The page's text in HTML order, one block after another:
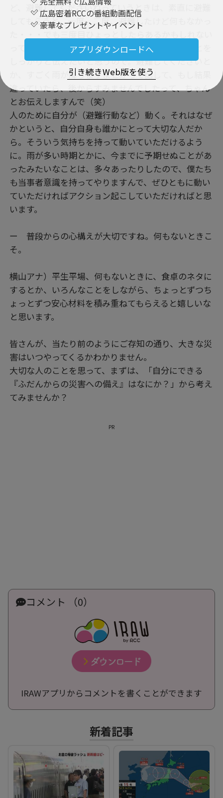
広島密着RCCの番組動画配信
豪華なプレゼントやイベント
アプリダウンロードへ
引き続きWeb版を使う
ど、避難してくださいねっていうときは、素直に避難
してもらうと。一度、二度、避難したけど何もなかっ
っていうことを考えたら、僕たちは伝えるべきことを
しっかりと伝えたいと思うので。避難してくださいと
か、すごく雨が降りますよとかって話して、もし結果
違っていたら、後からすみませんでしたって、ちゃん
とお伝えしますんで（笑）
人のために自分が（避難行動など）動く。それはなぜ
かというと、自分自身も誰かにとって大切な人だか
ら。そういう気持ちを持って動いていただけるよう
に。雨が多い時期とかに、今までに予期せぬことがあ
ったみたいなことは、多々あったりしたので、僕たち
も当事者意識を持ってやりますんで、ぜひともに動い
ていただければアクション起こしていただければと思
います。
ー 普段からの心構えが大切ですね。何もないときこ
そ。
横山アナ）平生平場、何もないときに、食卓のネタに
するとか、いろんなことをしながら、ちょっとずつち
ょっとずつ安心材料を積み重ねてもらえると嬉しいな
と思います。
皆さんが、当たり前のようにご存知の通り、大きな災
害はいつやってくるかわかりません。
大切な人のことを思って、まずは、「自分にできる
『ふだんからの災害への備え』はなにか？」から考え
てみませんか？
PR
コメント （0）
IRAWアプリからコメントを書くことができます
新着記事